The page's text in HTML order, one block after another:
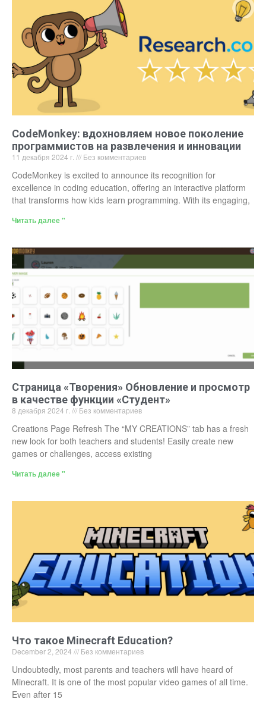
CodeMonkey: вдохновляем новое поколение
программистов на развлечения и инновации
11 декабря 2024 г. Без комментариев
CodeMonkey is excited to announce its recognition for
excellence in coding education, offering an interactive platform
that transforms how kids learn programming. With its engaging,
Читать далее "
Страница «Творения» Обновление и просмотр
в качестве функции «Студент»
8 декабря 2024 г. Без комментариев
Creations Page Refresh The “MY CREATIONS” tab has a fresh
new look for both teachers and students! Easily create new
games or challenges, access existing
Читать далее "
Что такое Minecraft Education?
December 2, 2024 Без комментариев
Undoubtedly, most parents and teachers will have heard of
Minecraft. It is one of the most popular video games of all time.
Even after 15